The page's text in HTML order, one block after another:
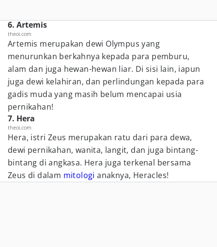
6. Artemis
theoi.com
Artemis merupakan dewi Olympus yang
menurunkan berkahnya kepada para pemburu,
alam dan juga hewan-hewan liar. Di sisi lain, iapun
juga dewi kelahiran, dan perlindungan kepada para
gadis muda yang masih belum mencapai usia
pernikahan!
7. Hera
theoi.com
Hera, istri Zeus merupakan ratu dari para dewa,
dewi pernikahan, wanita, langit, dan juga bintang-
bintang di angkasa. Hera juga terkenal bersama
Zeus di dalam mitologi anaknya, Heracles!